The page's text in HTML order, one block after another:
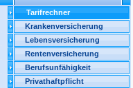
Tarifrechner
Krankenversicherung
Lebensversicherung
Rentenversicherung
Berufsunfähigkeit
Privathaftpflicht